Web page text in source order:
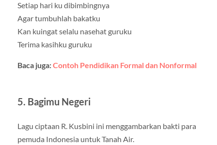
Setiap hari ku dibimbingnya
Agar tumbuhlah bakatku
Kan kuingat selalu nasehat guruku
Terima kasihku guruku
Baca juga:Contoh Pendidikan Formal dan Nonformal
5. Bagimu Negeri
Lagu ciptaan R. Kusbini ini menggambarkan bakti para
pemuda Indonesia untuk Tanah Air.